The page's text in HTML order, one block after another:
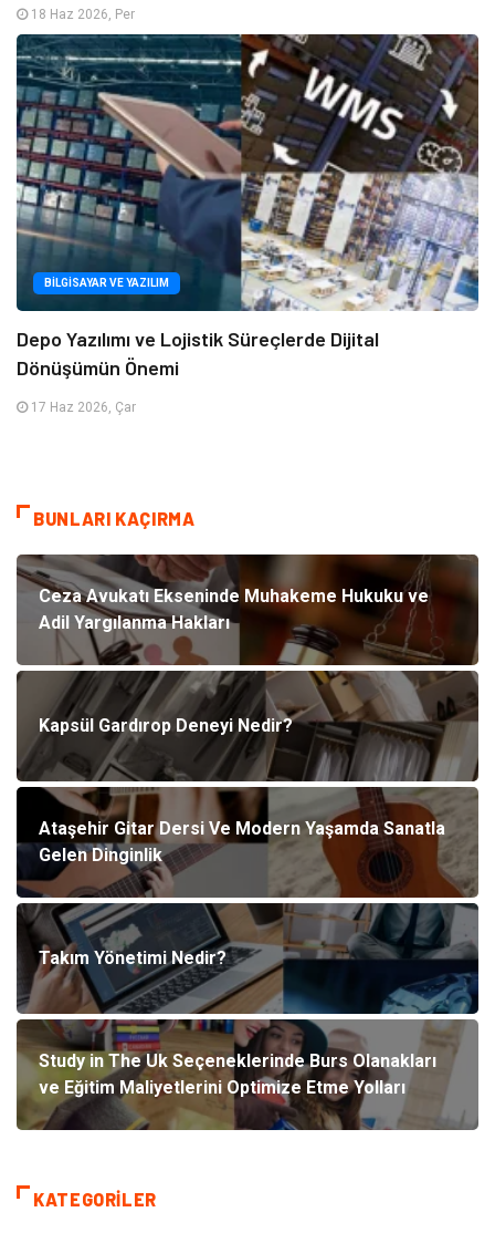
18 Haz 2026, Per
BILGISAYAR VE YAZILIM
Depo Yazılımı ve Lojistik Süreçlerde Dijital
Dönüşümün Önemi
17 Haz 2026, Çar
BUNLARI KAÇIRMA
Ceza Avukatı Ekseninde Muhakeme Hukuku ve
Adil Yargılanma Hakları
Kapsül Gardırop Deneyi Nedir?
Ataşehir Gitar Dersi Ve Modern Yaşamda Sanatla
Gelen Dinginlik
Takım Yönetimi Nedir?
Study in The Uk Seçeneklerinde Burs Olanakları
ve Eğitim Maliyetlerini Optimize Etme Yolları
KATEGORILER